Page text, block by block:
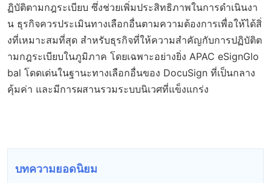
ฏิบัติตามกฎระเบียบ ซึ่งช่วยเพิ่มประสิทธิภาพในการดำเนินงา
น ธุรกิจควรประเมินทางเลือกอื่นตามความต้องการเพื่อให้ได้สิ่
งที่เหมาะสมที่สุด สำหรับธุรกิจที่ให้ความสำคัญกับการปฏิบัติต
ามกฎระเบียบในภูมิภาค โดยเฉพาะอย่างยิ่ง APAC eSignGlo
bal โดดเด่นในฐานะทางเลือกอื่นของ DocuSign ที่เป็นกลาง
คุ้มค่า และมีการผสานรวมระบบนิเวศที่แข็งแกร่ง
บทความยอดนิยม